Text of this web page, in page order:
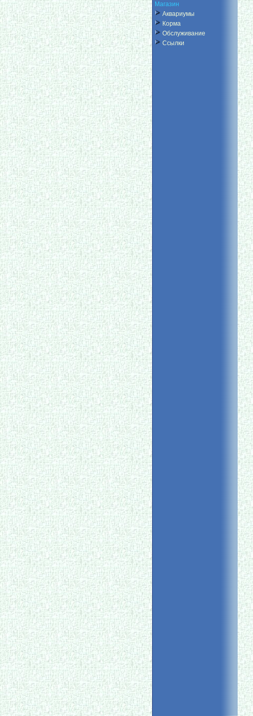
Магазин
Аквариумы
Корма
Обслуживание
Ссылки